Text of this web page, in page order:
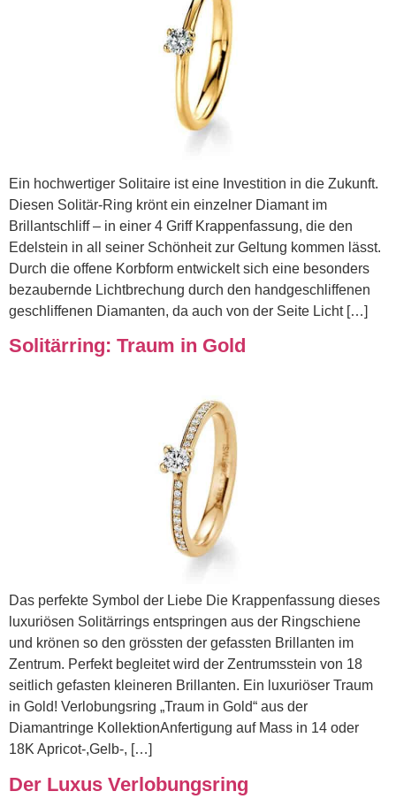
Ein hochwertiger Solitaire ist eine Investition in die Zukunft.
Diesen Solitär-Ring krönt ein einzelner Diamant im
Brillantschliff – in einer 4 Griff Krappenfassung, die den
Edelstein in all seiner Schönheit zur Geltung kommen lässt.
Durch die offene Korbform entwickelt sich eine besonders
bezaubernde Lichtbrechung durch den handgeschliffenen
geschliffenen Diamanten, da auch von der Seite Licht […]
Solitärring: Traum in Gold
Das perfekte Symbol der Liebe Die Krappenfassung dieses
luxuriösen Solitärrings entspringen aus der Ringschiene
und krönen so den grössten der gefassten Brillanten im
Zentrum. Perfekt begleitet wird der Zentrumsstein von 18
seitlich gefasten kleineren Brillanten. Ein luxuriöser Traum
in Gold! Verlobungsring „Traum in Gold“ aus der
Diamantringe KollektionAnfertigung auf Mass in 14 oder
18K Apricot-,Gelb-, […]
Der Luxus Verlobungsring